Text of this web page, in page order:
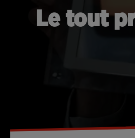
Le tout